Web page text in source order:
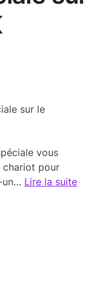
vous
chariot pour
un… Lire la suite